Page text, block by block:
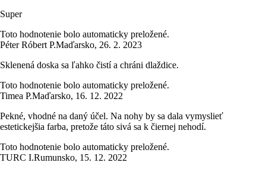
Super
Toto hodnotenie bolo automaticky preložené.
Péter Róbert P.Maďarsko, 26. 2. 2023
Sklenená doska sa ľahko čistí a chráni dlaždice.
Toto hodnotenie bolo automaticky preložené.
Timea P.Maďarsko, 16. 12. 2022
Pekné, vhodné na daný účel. Na nohy by sa dala vymyslieť
estetickejšia farba, pretože táto sivá sa k čiernej nehodí.
Toto hodnotenie bolo automaticky preložené.
TURC I.Rumunsko, 15. 12. 2022